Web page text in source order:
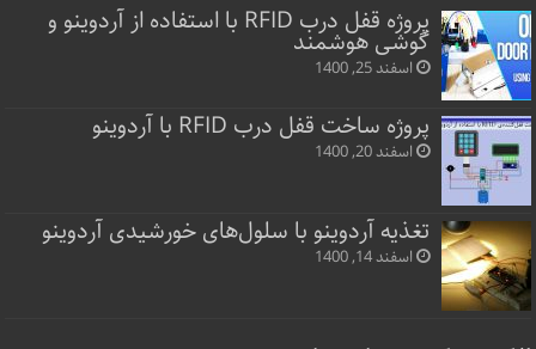
پروژه قفل‌ درب RFID با استفاده از آردوینو و
گوشی هوشمند
اسفند 25, 1400
پروژه ساخت قفل‌ درب RFID با آردوینو
اسفند 20, 1400
تغذیه آردوینو با سلول‌های خورشیدی آردوینو
اسفند 14, 1400